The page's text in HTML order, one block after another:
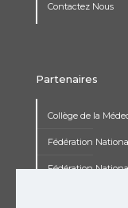
Contactez Nous
Partenaires
Collège de la
Fédération
Fédération